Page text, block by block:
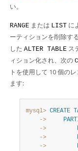
い。
RANGE または LIST に
ーティションを削除する
した ALTER TABLE ス
ィション化され、次の
トを使用して 10 個の
ます:
mysql> CREATE
    ->
    ->
    ->
    ->